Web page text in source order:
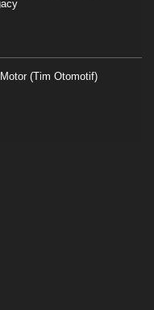
(Tim Otomotif)